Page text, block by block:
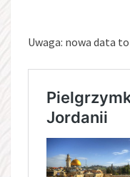
Uwaga: nowa data